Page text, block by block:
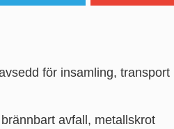
för insamling, transport
avfall, metallskrot